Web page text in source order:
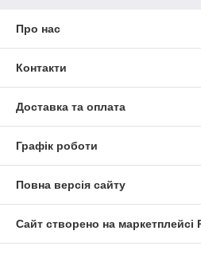
Про нас
Контакти
Доставка та оплата
Графік роботи
Повна версія сайту
Сайт створено на маркетплейсі